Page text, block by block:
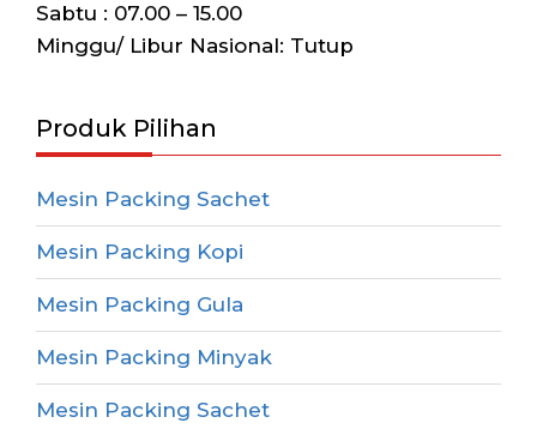
Sabtu : 07.00 – 15.00
Minggu/ Libur Nasional: Tutup
Produk Pilihan
Mesin Packing Sachet
Mesin Packing Kopi
Mesin Packing Gula
Mesin Packing Minyak
Mesin Packing Sachet